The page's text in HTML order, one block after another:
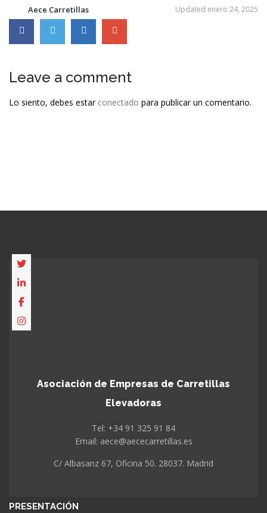
Aece Carretillas Updated enero 24, 2025
Leave a comment
Lo siento, debes estar conectado para publicar un comentario.
Asociación de Empresas de Carretillas
Elevadoras
Tel: +34 91 325 91 84
Email: aece@aececarretillas.es
C/ Albasanz 67, Oficina 50. 28037. Madrid
PRESENTACIÓN